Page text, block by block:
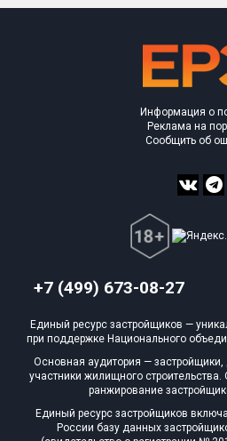
+7 (499) 673-08-27
Информация о
Реклама на
Сообщить об
Единый ресурс застройщиков —
при поддержке Национального
Основная аудитория —
участники жилищного
ранжирование
Единый ресурс застройщиков
России базу данных